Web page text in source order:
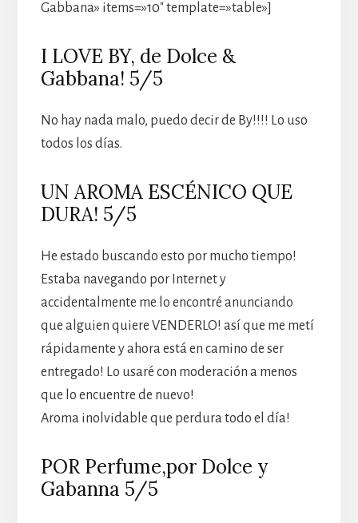
Gabbana» items=»10″ template=»table»]
I LOVE BY, de Dolce &
Gabbana! 5/5
No hay nada malo, puedo decir de By!!!! Lo uso
todos los días.
UN AROMA ESCÉNICO QUE
DURA! 5/5
He estado buscando esto por mucho tiempo!
Estaba navegando por Internet y
accidentalmente me lo encontré anunciando
que alguien quiere VENDERLO! así que me metí
rápidamente y ahora está en camino de ser
entregado! Lo usaré con moderación a menos
que lo encuentre de nuevo!
Aroma inolvidable que perdura todo el día!
POR Perfume,por Dolce y
Gabanna 5/5